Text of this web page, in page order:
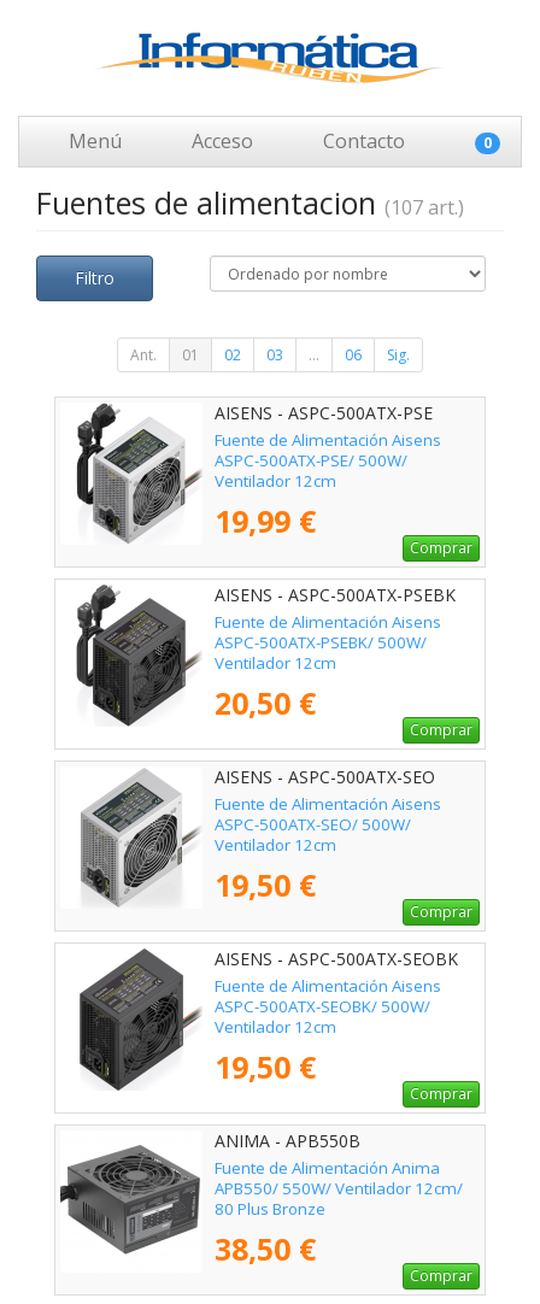
Menú Acceso Contacto 0
Fuentes de alimentacion (107 art.)
Filtro
Ant. 01 02 03 ... 06 Sig.
AISENS - ASPC-500ATX-PSE
Fuente de Alimentación Aisens
ASPC-500ATX-PSE/ 500W/
Ventilador 12cm
19,99 €
Comprar
AISENS - ASPC-500ATX-PSEBK
Fuente de Alimentación Aisens
ASPC-500ATX-PSEBK/ 500W/
Ventilador 12cm
20,50 €
Comprar
AISENS - ASPC-500ATX-SEO
Fuente de Alimentación Aisens
ASPC-500ATX-SEO/ 500W/
Ventilador 12cm
19,50 €
Comprar
AISENS - ASPC-500ATX-SEOBK
Fuente de Alimentación Aisens
ASPC-500ATX-SEOBK/ 500W/
Ventilador 12cm
19,50 €
Comprar
ANIMA - APB550B
Fuente de Alimentación Anima
APB550/ 550W/ Ventilador 12cm/
80 Plus Bronze
38,50 €
Comprar